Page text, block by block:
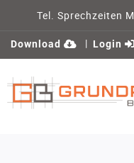
Tel. Sprechzeiten
Download Login